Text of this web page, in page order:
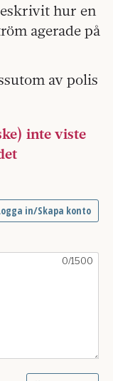
hur en
agerade på
av polis
inte viste